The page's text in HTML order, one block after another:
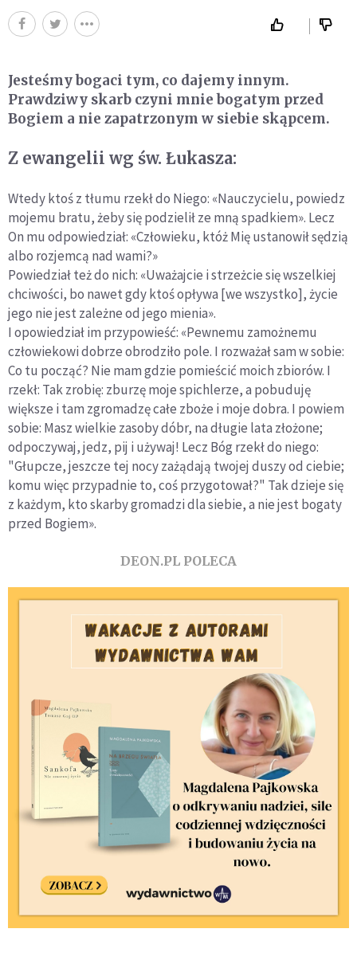
Jesteśmy bogaci tym, co dajemy innym.
Prawdziwy skarb czyni mnie bogatym przed
Bogiem a nie zapatrzonym w siebie skąpcem.
Z ewangelii wg św. Łukasza:
Wtedy ktoś z tłumu rzekł do Niego: «Nauczycielu, powiedz
mojemu bratu, żeby się podzielił ze mną spadkiem». Lecz
On mu odpowiedział: «Człowieku, któż Mię ustanowił sędzią
albo rozjemcą nad wami?»
Powiedział też do nich: «Uważajcie i strzeżcie się wszelkiej
chciwości, bo nawet gdy ktoś opływa [we wszystko], życie
jego nie jest zależne od jego mienia».
I opowiedział im przypowieść: «Pewnemu zamożnemu
człowiekowi dobrze obrodziło pole. I rozważał sam w sobie:
Co tu począć? Nie mam gdzie pomieścić moich zbiorów. I
rzekł: Tak zrobię: zburzę moje spichlerze, a pobuduję
większe i tam zgromadzę całe zboże i moje dobra. I powiem
sobie: Masz wielkie zasoby dóbr, na długie lata złożone;
odpoczywaj, jedz, pij i używaj! Lecz Bóg rzekł do niego:
"Głupcze, jeszcze tej nocy zażądają twojej duszy od ciebie;
komu więc przypadnie to, coś przygotował?" Tak dzieje się
z każdym, kto skarby gromadzi dla siebie, a nie jest bogaty
przed Bogiem».
DEON.PL POLECA